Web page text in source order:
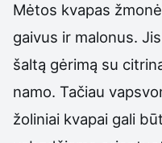
Mėtos kvapas
gaivus ir malonus.
šaltą gėrimą su
namo. Tačiau
žoliniai kvapai gali